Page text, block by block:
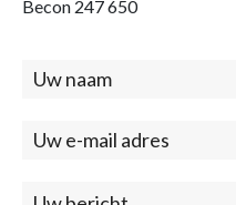
Becon 247 650
Contact